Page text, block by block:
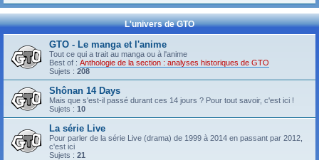
L'univers de GTO
GTO - Le manga et l'anime
Tout ce qui a trait au manga ou à l'anime
Best of : Anthologie de la section : analyses historiques de GTO
Sujets : 208
Shônan 14 Days
Mais que s'est-il passé durant ces 14 jours ? Pour tout savoir, c'est ici !
Sujets : 10
La série Live
Pour parler de la série Live (drama) de 1999 à 2014 en passant par 2012,
c'est ici
Sujets : 21